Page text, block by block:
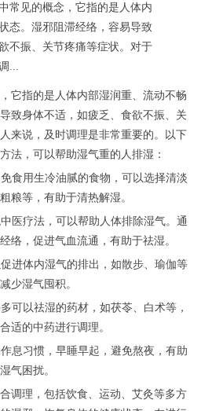
常见的概念，它指的是人体内
态。湿邪阻滞经络，容易导致
不振、关节疼痛等症状。对于
...
它指的是人体内部湿润重、流动不畅
致身体不适，如疲乏、食欲不振、关
来说，及时调理是非常重要的。以下
法，可以帮助湿气重的人排湿：
食用生冷油腻的食物，可以选择清淡
粮等，有助于清热解湿。
医疗法，可以帮助人体排除湿气。通
络，促进气血流通，有助于祛湿。
进体内湿气的排出，如散步、瑜伽等
少湿气囤积。
可以祛湿的药材，如茯苓、白术等，
适的中药进行调理。
息习惯，早睡早起，避免熬夜，有助
气困扰。
调理，包括饮食、运动、艾灸等多方